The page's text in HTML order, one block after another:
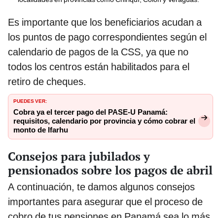
Es importante que los beneficiarios acudan a
los puntos de pago correspondientes según el
calendario de pagos de la CSS, ya que no
todos los centros están habilitados para el
retiro de cheques.
PUEDES VER:
Cobra ya el tercer pago del PASE-U Panamá:
requisitos, calendario por provincia y cómo cobrar el
monto de Ifarhu
Consejos para jubilados y
pensionados sobre los pagos de abril
A continuación, te damos algunos consejos
importantes para asegurar que el proceso de